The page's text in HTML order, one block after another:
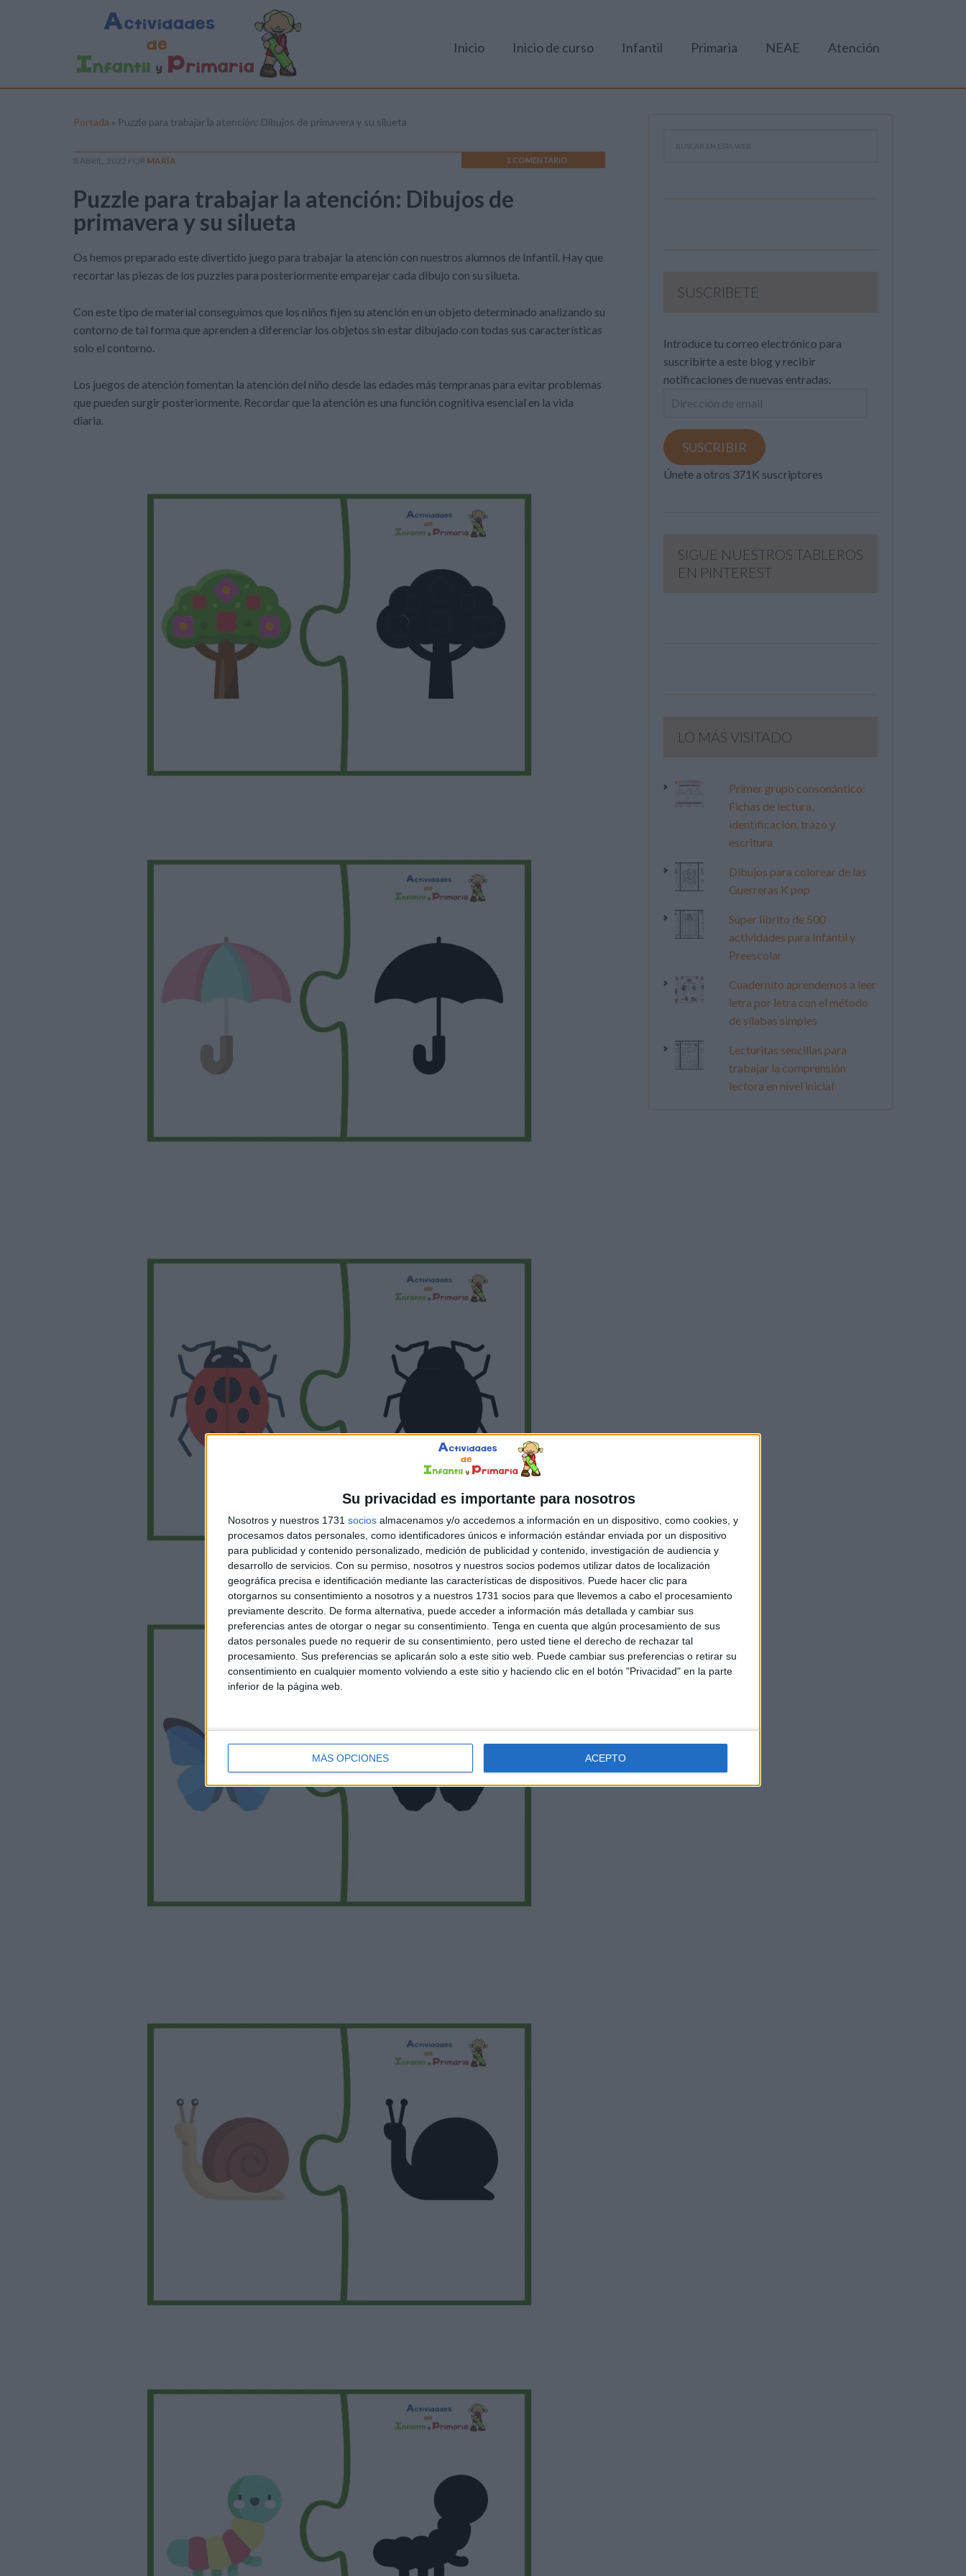
Su privacidad es importante para nosotros
Nosotros y nuestros 1731 socios almacenamos y/o accedemos a información en un dispositivo, como cookies, y
procesamos datos personales, como identificadores únicos e información estándar enviada por un dispositivo
para publicidad y contenido personalizado, medición de publicidad y contenido, investigación de audiencia y
desarrollo de servicios. Con su permiso, nosotros y nuestros socios podemos utilizar datos de localización
geográfica precisa e identificación mediante las características de dispositivos. Puede hacer clic para
otorgarnos su consentimiento a nosotros y a nuestros 1731 socios para que llevemos a cabo el procesamiento
previamente descrito. De forma alternativa, puede acceder a información más detallada y cambiar sus
preferencias antes de otorgar o negar su consentimiento. Tenga en cuenta que algún procesamiento de sus
datos personales puede no requerir de su consentimiento, pero usted tiene el derecho de rechazar tal
procesamiento. Sus preferencias se aplicarán solo a este sitio web. Puede cambiar sus preferencias o retirar su
consentimiento en cualquier momento volviendo a este sitio y haciendo clic en el botón "Privacidad" en la parte
inferior de la página web.
MÁS OPCIONES ACEPTO
Inicio Inicio de curso Infantil Primaria NEAE Atención
Portada » Puzzle para trabajar la atención: Dibujos de primavera y su silueta
8 ABRIL, 2022 POR MARÍA 1 COMENTARIO
Puzzle para trabajar la atención: Dibujos de
primavera y su silueta
Os hemos preparado este divertido juego para trabajar la atención con nuestros alumnos de Infantil. Hay que
recortar las piezas de los puzzles para posteriormente emparejar cada dibujo con su silueta.
Con este tipo de material conseguimos que los niños fijen su atención en un objeto determinado analizando su
contorno de tal forma que aprenden a diferenciar los objetos sin estar dibujado con todas sus características
solo el contorno.
Los juegos de atención fomentan la atención del niño desde las edades más tempranas para evitar problemas
que pueden surgir posteriormente. Recordar que la atención es una función cognitiva esencial en la vida
diaria.
SUSCRIBETE
Introduce tu correo electrónico para
suscribirte a este blog y recibir
notificaciones de nuevas entradas.
Dirección
email
SUSCRIBIR
Únete a otros 371K suscriptores
SIGUE NUESTROS TABLEROS
EN PINTEREST
LO MÁS VISITADO
Primer grupo consonántico:
Fichas de lectura,
identificación, trazo y
escritura
Dibujos para colorear de las
Guerreras K pop
Súper librito de 500
actividades para Infantil y
Preescolar
Cuadernito aprendemos a leer
letra por letra con el método
de sílabas simples
Lecturitas sencillas para
trabajar la comprensión
lectora en nivel inicial